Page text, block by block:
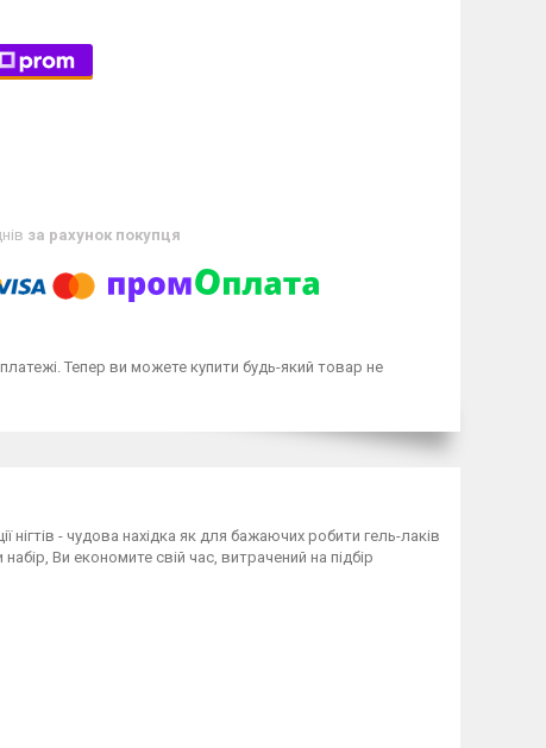
за рахунок покупця
Тепер ви можете купити будь-який товар не
- чудова нахідка як для бажаючих робити гель-лаків
Ви економите свій час, витрачений на підбір